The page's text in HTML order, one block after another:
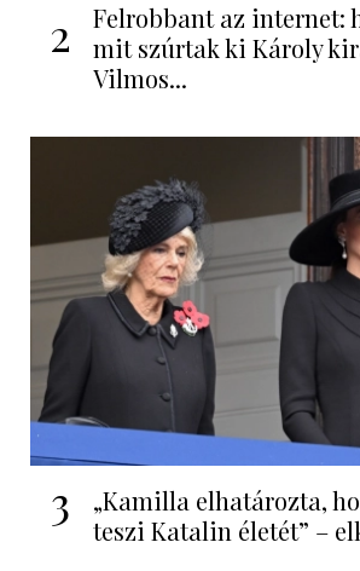
2
Felrobbant az internet:
mit szúrtak ki Károly
Vilmos...
3
„Kamilla elhatározta,
teszi Katalin életét” –